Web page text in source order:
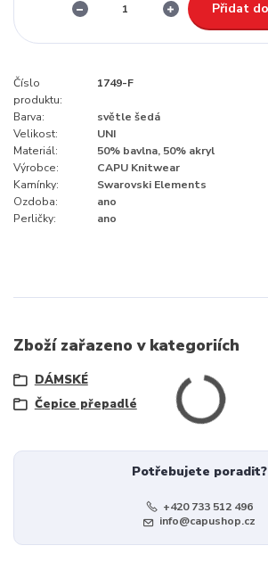
Přidat
Číslo
produktu:
1749-F
Barva:
světle šedá
Velikost:
UNI
Materiál:
50% bavlna, 50% akryl
Výrobce:
CAPU Knitwear
Kamínky:
Swarovski Elements
Ozdoba:
ano
Perličky:
ano
Zboží zařazeno v kategoriích
DÁMSKÉ
Čepice přepadlé
Potřebujete poradit?
+420 733 512 496
info@capushop.cz